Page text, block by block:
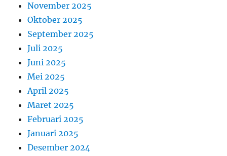
November 2025
Oktober 2025
September 2025
Juli 2025
Juni 2025
Mei 2025
April 2025
Maret 2025
Februari 2025
Januari 2025
Desember 2024